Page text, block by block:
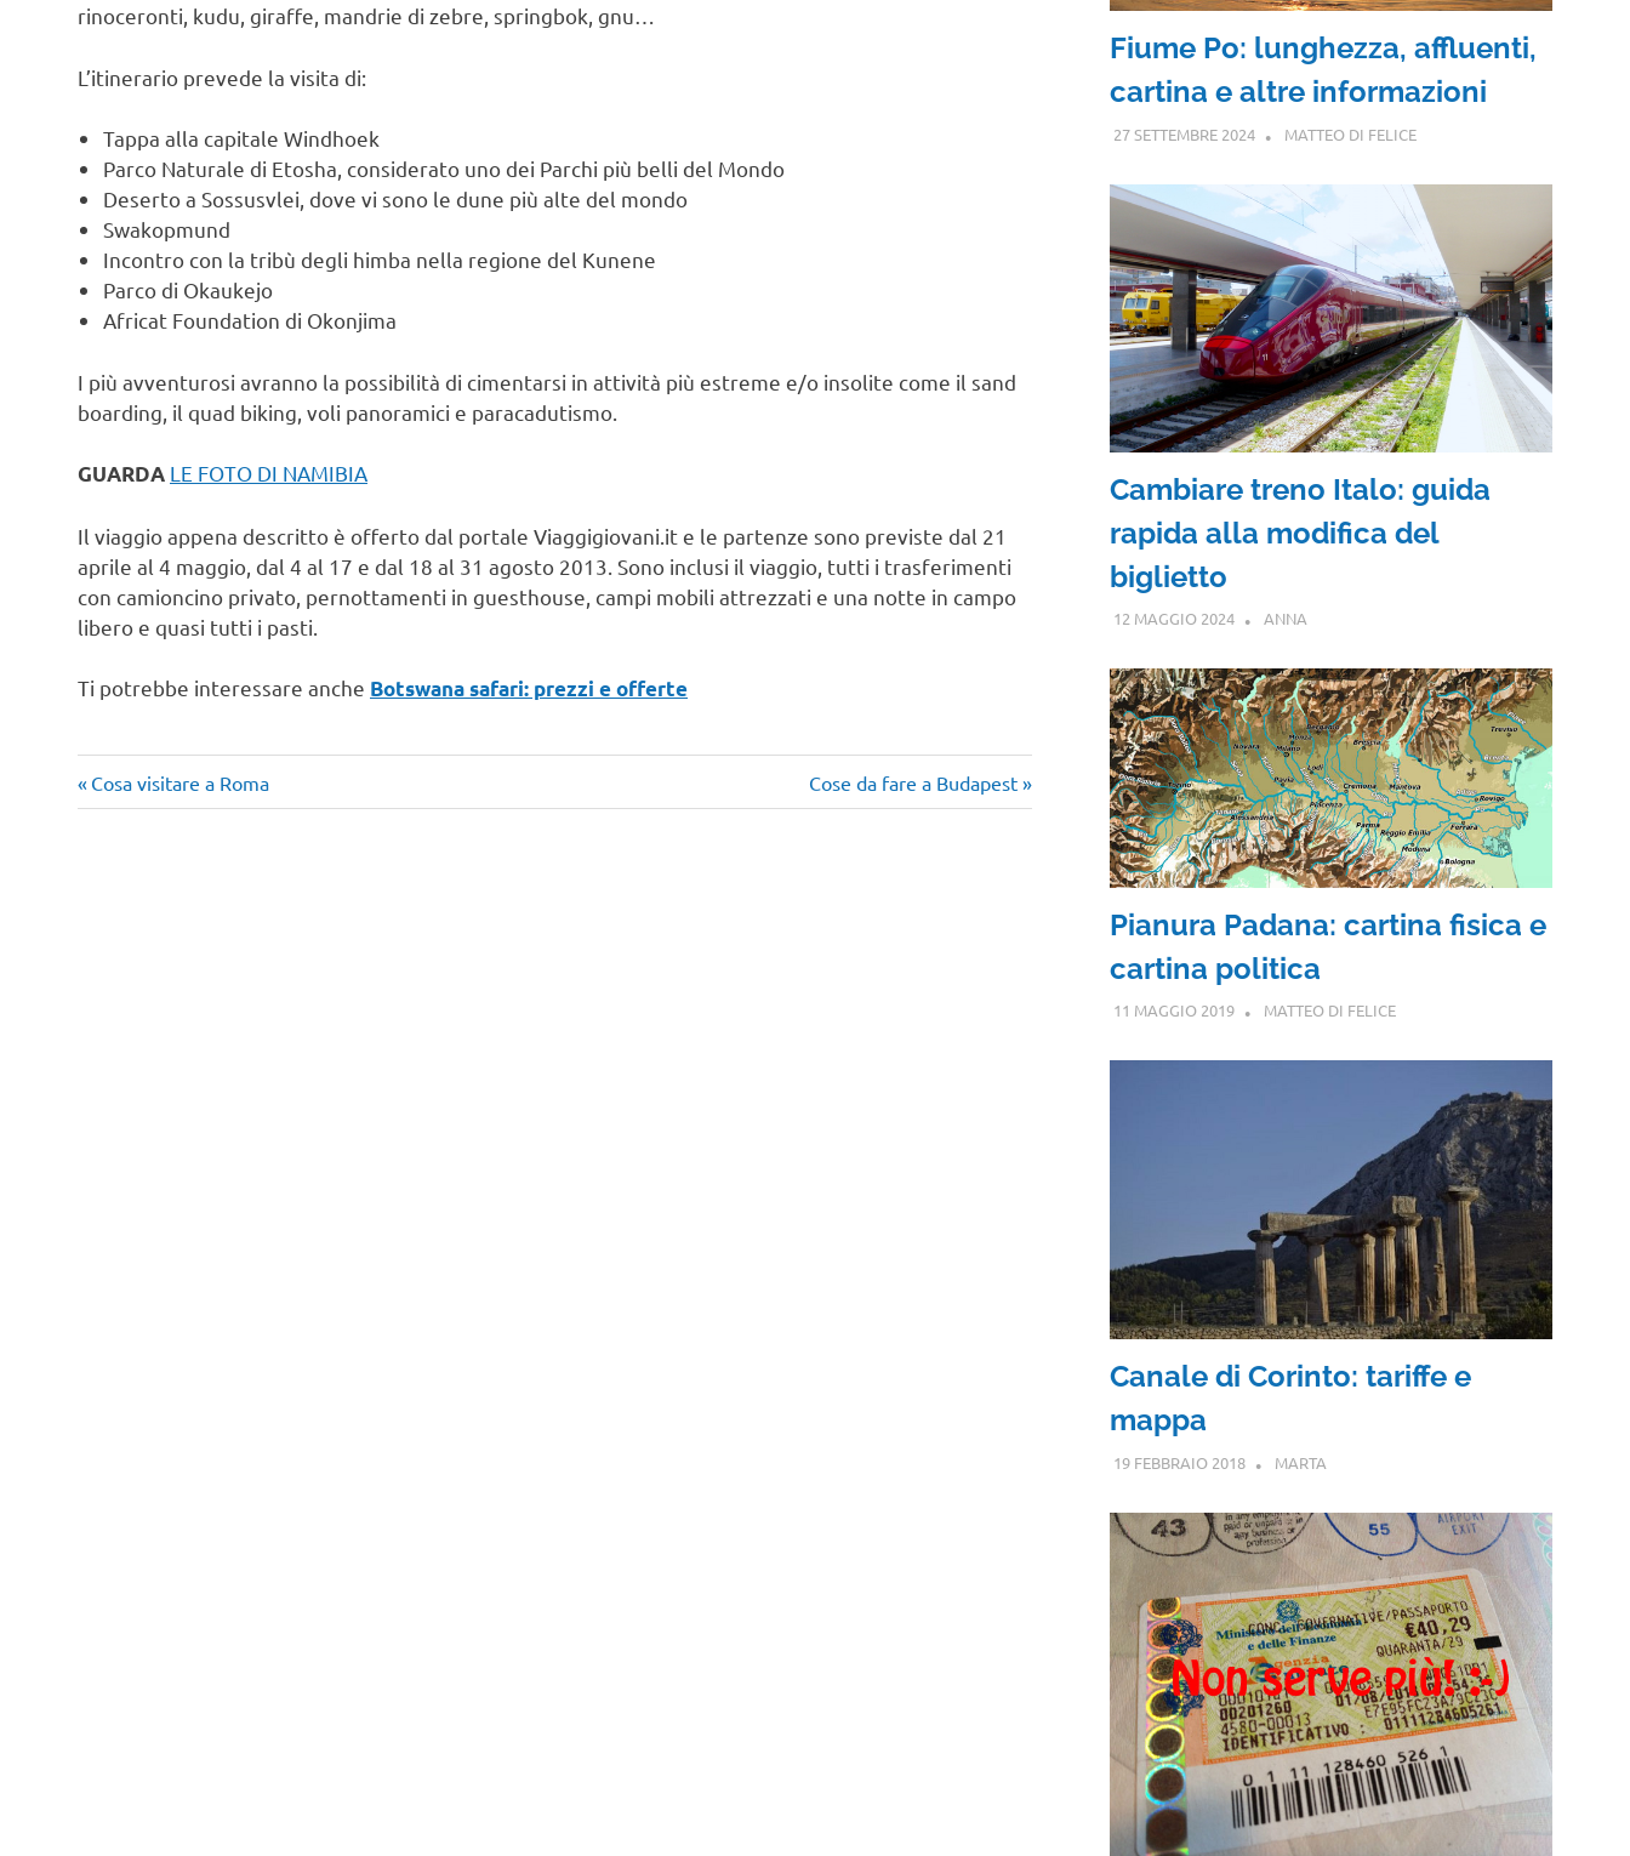
rinoceronti, kudu, giraffe, mandrie di zebre, springbok, gnu…
L’itinerario prevede la visita di:
Tappa alla capitale Windhoek
Parco Naturale di Etosha, considerato uno dei Parchi più belli del Mondo
Deserto a Sossusvlei, dove vi sono le dune più alte del mondo
Swakopmund
Incontro con la tribù degli himba nella regione del Kunene
Parco di Okaukejo
Africat Foundation di Okonjima
I più avventurosi avranno la possibilità di cimentarsi in attività più estreme e/o insolite come il sand
boarding, il quad biking, voli panoramici e paracadutismo.
GUARDA LE FOTO DI NAMIBIA
Il viaggio appena descritto è offerto dal portale Viaggigiovani.it e le partenze sono previste dal 21
aprile al 4 maggio, dal 4 al 17 e dal 18 al 31 agosto 2013. Sono inclusi il viaggio, tutti i trasferimenti
con camioncino privato, pernottamenti in guesthouse, campi mobili attrezzati e una notte in campo
libero e quasi tutti i pasti.
Ti potrebbe interessare anche Botswana safari: prezzi e offerte
Navigazione
Articolo
precedente:
Cosa visitare a Roma
Articolo
successivo:
Cose da fare a Budapest
Fiume Po: lunghezza, affluenti,
cartina e altre informazioni
27 SETTEMBRE 2024 MATTEO DI FELICE
Cambiare treno Italo: guida
rapida alla modifica del
biglietto
12 MAGGIO 2024 ANNA
Pianura Padana: cartina fisica e
cartina politica
11 MAGGIO 2019 MATTEO DI FELICE
Canale di Corinto: tariffe e
mappa
19 FEBBRAIO 2018 MARTA